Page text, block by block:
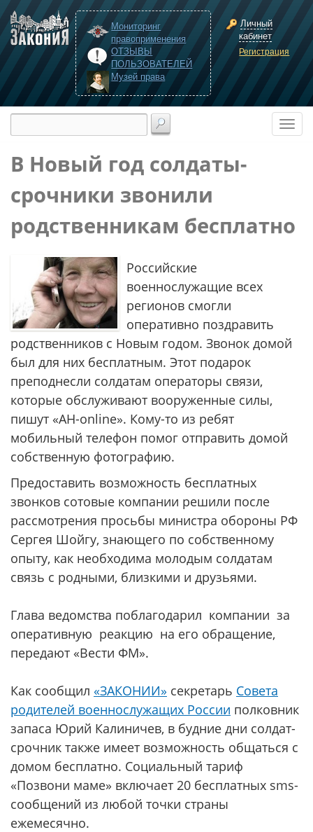
Мониторинг
правоприменения
ОТЗЫВЫ
ПОЛЬЗОВАТЕЛЕЙ
Музей права
Личный
кабинет
Регистрация
В Новый год солдаты-
срочники звонили
родственникам бесплатно
Российские
военнослужащие всех
регионов смогли
оперативно поздравить
родственников с Новым годом. Звонок домой
был для них бесплатным. Этот подарок
преподнесли солдатам операторы связи,
которые обслуживают вооруженные силы,
пишут «АН-online». Кому-то из ребят
мобильный телефон помог отправить домой
собственную фотографию.
Предоставить возможность бесплатных
звонков сотовые компании решили после
рассмотрения просьбы министра обороны РФ
Сергея Шойгу, знающего по собственному
опыту, как необходима молодым солдатам
связь с родными, близкими и друзьями.
Глава ведомства поблагодарил компании за
оперативную реакцию на его обращение,
передают «Вести ФМ».
Как сообщил «ЗАКОНИИ» секретарь Совета
родителей военнослужащих России полковник
запаса Юрий Калиничев, в будние дни солдат-
срочник также имеет возможность общаться с
домом бесплатно. Социальный тариф
«Позвони маме» включает 20 бесплатных sms-
сообщений из любой точки страны
ежемесячно.